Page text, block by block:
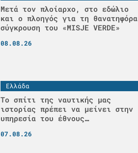
Μετά τον πλοίαρχο, στο εδώλιο
και ο πλοηγός για τη θανατηφόρα
σύγκρουση του «MISJE VERDE»
08.08.26
Ελλάδα
Το σπίτι της ναυτικής μας
ιστορίας πρέπει να μείνει στην
υπηρεσία του έθνους…
07.08.26